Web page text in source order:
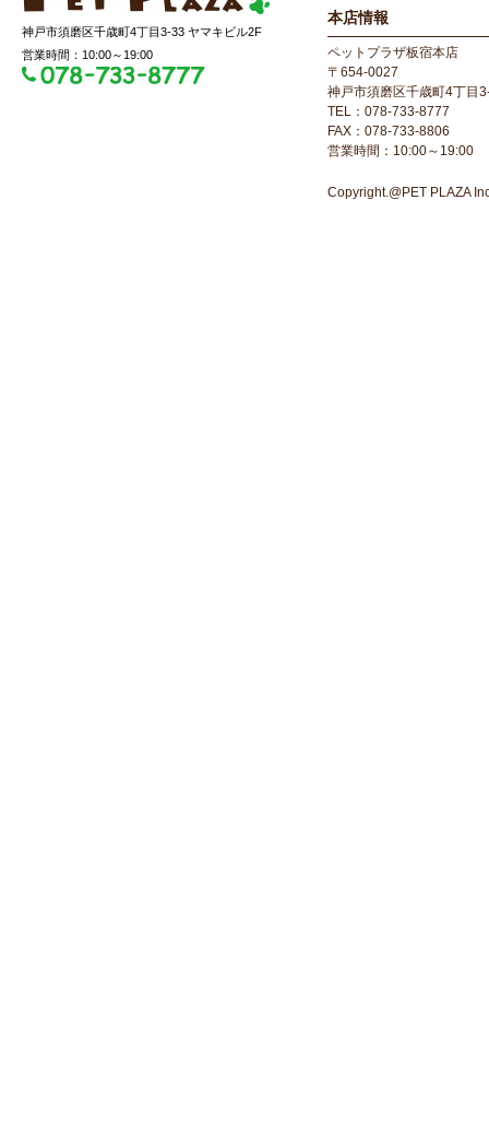
神戸市須磨区千歳町4丁目3-33 ヤマキビル2F
営業時間：10:00～19:00
本店情報
ペットプラザ板宿本店
〒654-0027
神戸市須磨区千歳町4丁目
TEL：078-733-8777
FAX：078-733-8806
営業時間：10:00～19:00
Copyright.@PET PLAZA